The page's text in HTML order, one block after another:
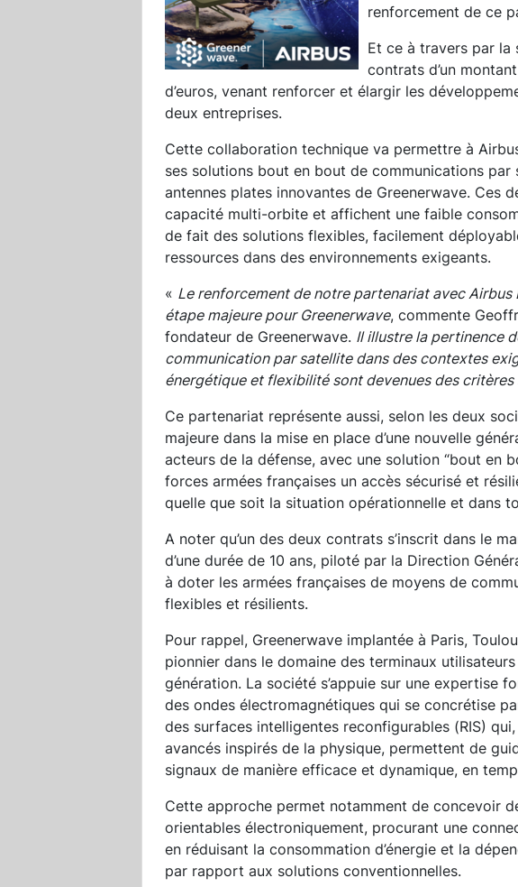
renforcement de ce
Et ce à travers par la
contrats d’un
d’euros, venant renforcer et élargir les
deux entreprises.
Cette collaboration technique va permettre à
ses solutions bout en bout de communications par
antennes plates innovantes de Greenerwave. Ces
capacité multi-orbite et affichent une faible
de fait des solutions flexibles, facilement
ressources dans des environnements exigeants.
« Le renforcement de notre partenariat avec Airbus
étape majeure pour Greenerwave, commente
fondateur de Greenerwave. Il illustre la pertinence
communication par satellite dans des contextes
énergétique et flexibilité sont devenues des
Ce partenariat représente aussi, selon les deux
majeure dans la mise en place d’une nouvelle
acteurs de la défense, avec une solution “bout en
forces armées françaises un accès sécurisé et
quelle que soit la situation opérationnelle et dans
A noter qu’un des deux contrats s’inscrit dans le
d’une durée de 10 ans, piloté par la Direction
à doter les armées françaises de moyens de
flexibles et résilients.
Pour rappel, Greenerwave implantée à Paris,
pionnier dans le domaine des terminaux
génération. La société s’appuie sur une expertise
des ondes électromagnétiques qui se concrétise
des surfaces intelligentes reconfigurables (RIS)
avancés inspirés de la physique, permettent de
signaux de manière efficace et dynamique, en
Cette approche permet notamment de concevoir
orientables électroniquement, procurant une
en réduisant la consommation d’énergie et la
par rapport aux solutions conventionnelles.